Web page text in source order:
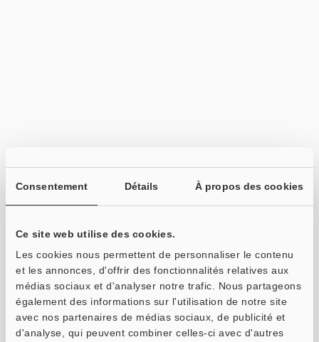
Consentement Détails À propos des cookies
Ce site web utilise des cookies.
Les cookies nous permettent de personnaliser le contenu
et les annonces, d'offrir des fonctionnalités relatives aux
médias sociaux et d'analyser notre trafic. Nous partageons
également des informations sur l'utilisation de notre site
avec nos partenaires de médias sociaux, de publicité et
d'analyse, qui peuvent combiner celles-ci avec d'autres